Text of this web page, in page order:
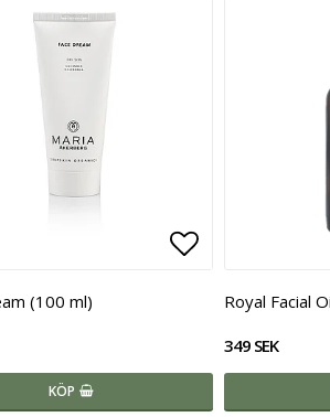
favoritlistan Lägg till i
(100 ml)
KÖP
Royal Facial
349 SEK